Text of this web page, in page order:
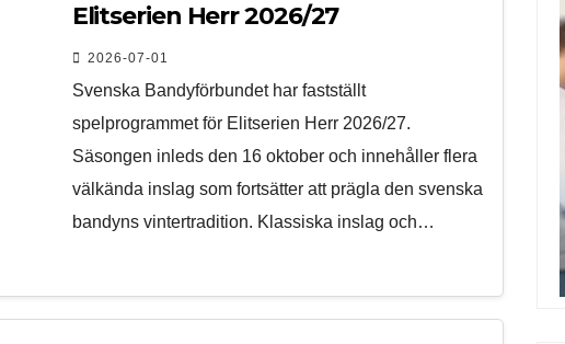
Elitserien Herr 2026/27
2026-07-01
Svenska Bandyförbundet har fastställt
spelprogrammet för Elitserien Herr 2026/27.
Säsongen inleds den 16 oktober och innehåller flera
välkända inslag som fortsätter att prägla den svenska
bandyns vintertradition. Klassiska inslag och…